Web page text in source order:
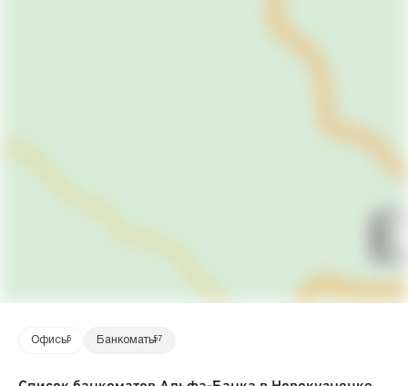
Офисы5 Банкоматы57